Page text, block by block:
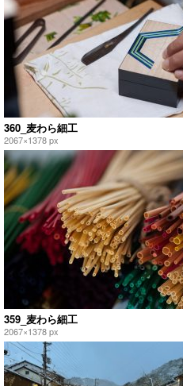
360_麦わら細工
2067×1378 px
359_麦わら細工
2067×1378 px